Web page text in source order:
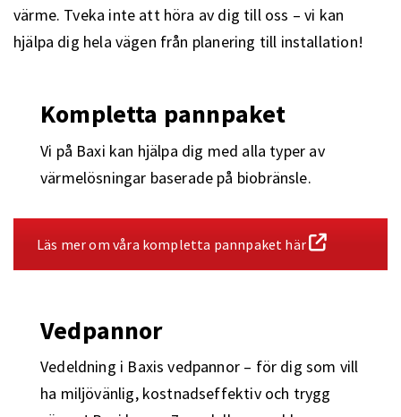
värme. Tveka inte att höra av dig till oss – vi kan
hjälpa dig hela vägen från planering till installation!
Kompletta pannpaket
Vi på Baxi kan hjälpa dig med alla typer av
värmelösningar baserade på biobränsle.
Läs mer om våra kompletta pannpaket här
Vedpannor
Vedeldning i Baxis vedpannor – för dig som vill
ha miljövänlig, kostnadseffektiv och trygg